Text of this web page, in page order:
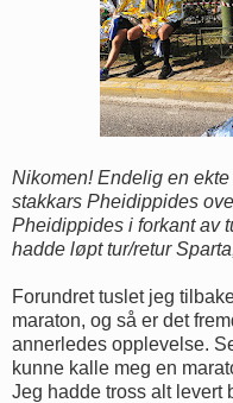
Nikomen! Endelig en
stakkars Pheidippides
Pheidippides i forkant av
hadde løpt tur/retur
Forundret tuslet jeg
maraton, og så er det
annerledes opplevelse.
kunne kalle meg en
Jeg hadde tross alt levert